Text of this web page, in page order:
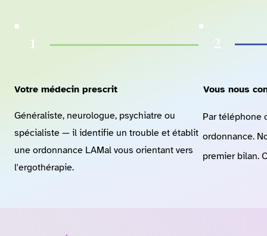
1
Votre médecin prescrit
Généraliste, neurologue, psychiatre ou
spécialiste — il identifie un trouble et établit
une ordonnance LAMal vous orientant vers
l'ergothérapie.
2
Vous nous
Par téléphone
ordonnance.
premier bilan.